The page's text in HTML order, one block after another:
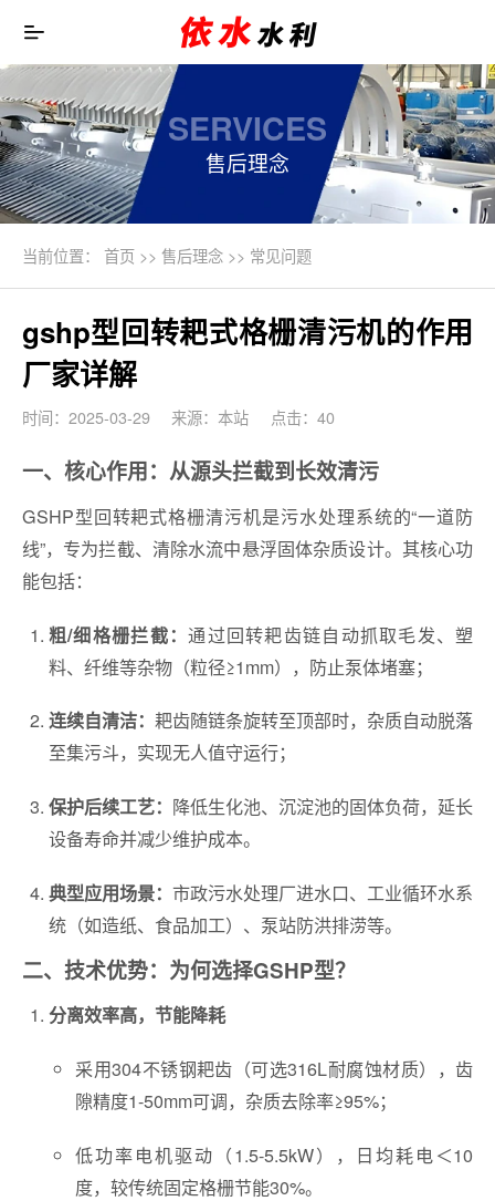
SERVICES
售后理念
当前位置： 首页>> 售后理念>> 常见问题
gshp型回转耙式格栅清污机的作用
厂家详解
时间：2025-03-29 来源：本站 点击：40
一、核心作用：从源头拦截到长效清污
GSHP型回转耙式格栅清污机是污水处理系统的“一道防
线”，专为拦截、清除水流中悬浮固体杂质设计。其核心功
能包括：
粗/细格栅拦截：通过回转耙齿链自动抓取毛发、塑
料、纤维等杂物（粒径≥1mm），防止泵体堵塞；
连续自清洁： 耙齿随链条旋转至顶部时，杂质自动脱落
至集污斗，实现无人值守运行；
保护后续工艺： 降低生化池、沉淀池的固体负荷，延长
设备寿命并减少维护成本。
典型应用场景：市政污水处理厂进水口、工业循环水系
统（如造纸、食品加工）、泵站防洪排涝等。
二、技术优势：为何选择GSHP型？
分离效率高，节能降耗
采用304不锈钢耙齿（可选316L耐腐蚀材质），齿
隙精度1-50mm可调，杂质去除率≥95%；
低功率电机驱动（1.5-5.5kW），日均耗电＜10
度，较传统固定格栅节能30%。